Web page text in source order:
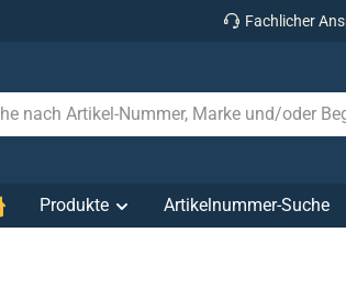
Fachlicher
Produkte Artikelnummer-Suche